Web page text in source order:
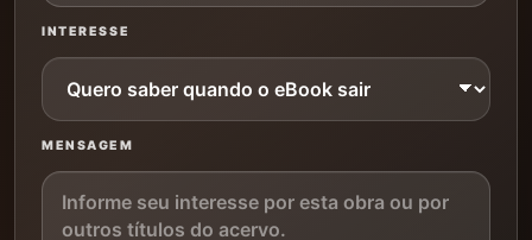
INTERESSE
MENSAGEM